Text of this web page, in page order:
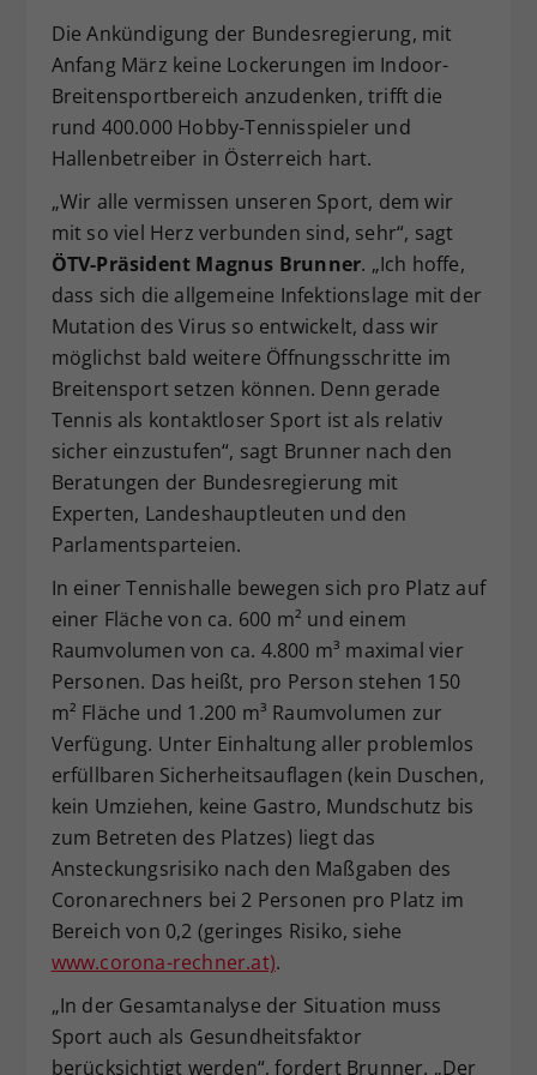
Die Ankündigung der Bundesregierung, mit
Anfang März keine Lockerungen im Indoor-
Breitensportbereich anzudenken, trifft die
rund 400.000 Hobby-Tennisspieler und
Hallenbetreiber in Österreich hart.
„Wir alle vermissen unseren Sport, dem wir
mit so viel Herz verbunden sind, sehr“, sagt
ÖTV-Präsident Magnus Brunner. „Ich hoffe,
dass sich die allgemeine Infektionslage mit der
Mutation des Virus so entwickelt, dass wir
möglichst bald weitere Öffnungsschritte im
Breitensport setzen können. Denn gerade
Tennis als kontaktloser Sport ist als relativ
sicher einzustufen“, sagt Brunner nach den
Beratungen der Bundesregierung mit
Experten, Landeshauptleuten und den
Parlamentsparteien.
In einer Tennishalle bewegen sich pro Platz auf
einer Fläche von ca. 600 m² und einem
Raumvolumen von ca. 4.800 m³ maximal vier
Personen. Das heißt, pro Person stehen 150
m² Fläche und 1.200 m³ Raumvolumen zur
Verfügung. Unter Einhaltung aller problemlos
erfüllbaren Sicherheitsauflagen (kein Duschen,
kein Umziehen, keine Gastro, Mundschutz bis
zum Betreten des Platzes) liegt das
Ansteckungsrisiko nach den Maßgaben des
Coronarechners bei 2 Personen pro Platz im
Bereich von 0,2 (geringes Risiko, siehe
www.corona-rechner.at).
„In der Gesamtanalyse der Situation muss
Sport auch als Gesundheitsfaktor
berücksichtigt werden“, fordert Brunner. „Der
Zweck
Dieser Wert speichert Ihre Consent-
Einstellungen. Unter anderem eine
zufällig generierte ID, für die
historische Speicherung Ihrer
vorgenommen Einstellungen, falls der
Webseiten-Betreiber dies eingestellt